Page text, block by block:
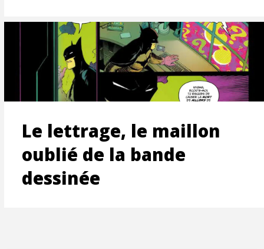
Le lettrage, le maillon
oublié de la bande
dessinée